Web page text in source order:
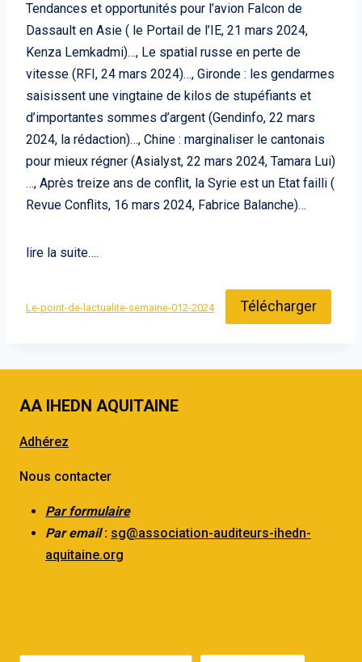
Tendances et opportunités pour l’avion Falcon de
Dassault en Asie ( le Portail de l’IE, 21 mars 2024,
Kenza Lemkadmi)…, Le spatial russe en perte de
vitesse (RFI, 24 mars 2024)…, Gironde : les gendarmes
saisissent une vingtaine de kilos de stupéfiants et
d’importantes sommes d’argent (Gendinfo, 22 mars
2024, la rédaction)…, Chine : marginaliser le cantonais
pour mieux régner (Asialyst, 22 mars 2024, Tamara Lui)
…, Après treize ans de conflit, la Syrie est un Etat failli (
Revue Conflits, 16 mars 2024, Fabrice Balanche)…
lire la suite….
Le-point-de-lactualite-semaine-012-2024 Télécharger
AA IHEDN AQUITAINE
Adhérez
Nous contacter
Par formulaire
Par email: sg@association-auditeurs-ihedn-
aquitaine.org